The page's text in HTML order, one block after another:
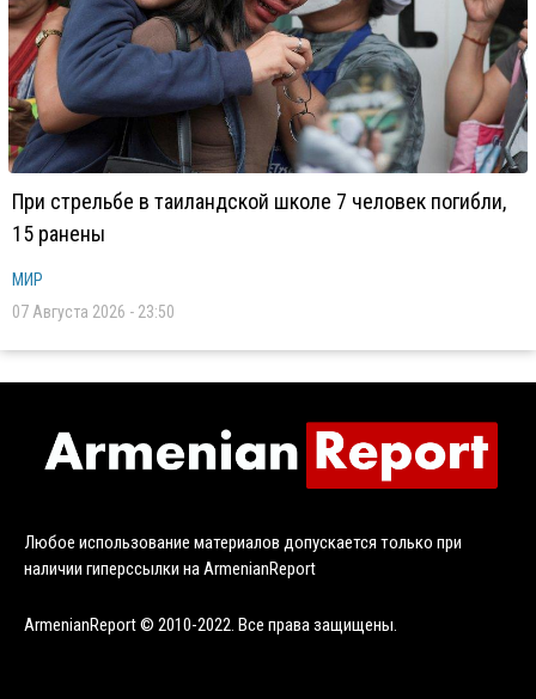
При стрельбе в таиландской школе 7 человек погибли,
15 ранены
МИР
07 Августа 2026 - 23:50
Любое использование материалов допускается только при
наличии гиперссылки на ArmenianReport
ArmenianReport © 2010-2022. Все права защищены.